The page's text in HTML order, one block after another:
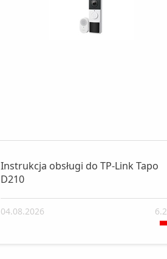
Instrukcja obsługi do TP-Link Tapo
D210
04.08.2026